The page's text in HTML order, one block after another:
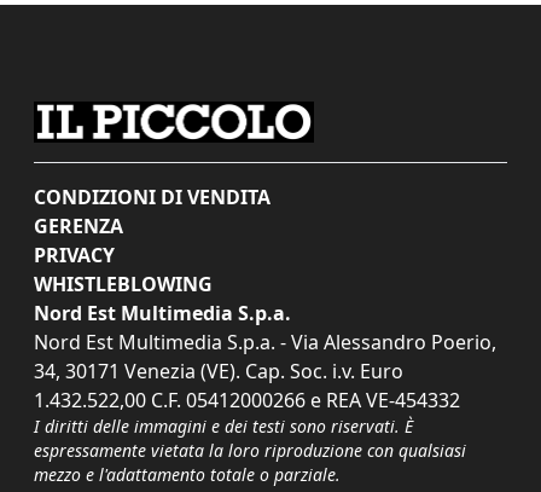
CONDIZIONI DI VENDITA
GERENZA
PRIVACY
WHISTLEBLOWING
Nord Est Multimedia S.p.a.
Nord Est Multimedia S.p.a. - Via Alessandro Poerio,
34, 30171 Venezia (VE). Cap. Soc. i.v. Euro
1.432.522,00 C.F. 05412000266 e REA VE-454332
I diritti delle immagini e dei testi sono riservati. È
espressamente vietata la loro riproduzione con qualsiasi
mezzo e l'adattamento totale o parziale.